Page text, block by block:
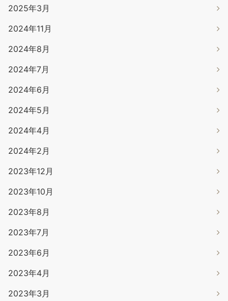
2025年3月
2024年11月
2024年8月
2024年7月
2024年6月
2024年5月
2024年4月
2024年2月
2023年12月
2023年10月
2023年8月
2023年7月
2023年6月
2023年4月
2023年3月